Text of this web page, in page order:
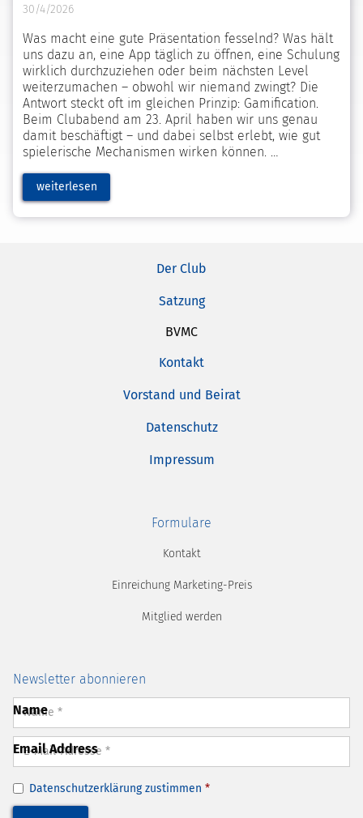
30/4/2026
Was macht eine gute Präsentation fesselnd? Was hält
uns dazu an, eine App täglich zu öffnen, eine Schulung
wirklich durchzuziehen oder beim nächsten Level
weiterzumachen – obwohl wir niemand zwingt? Die
Antwort steckt oft im gleichen Prinzip: Gamification.
Beim Clubabend am 23. April haben wir uns genau
damit beschäftigt – und dabei selbst erlebt, wie gut
spielerische Mechanismen wirken können.
weiterlesen
Der Club
Satzung
BVMC
Kontakt
Vorstand und Beirat
Datenschutz
Impressum
Formulare
Kontakt
Einreichung Marketing-Preis
Mitglied werden
Newsletter abonnieren
Name
Email Address
Datenschutzerklärungzustimmen *